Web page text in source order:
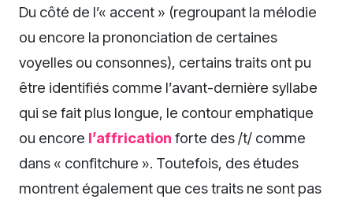
Du côté de l’« accent » (regroupant la mélodie
ou encore la prononciation de certaines
voyelles ou consonnes), certains traits ont pu
être identifiés comme l’avant-dernière syllabe
qui se fait plus longue, le contour emphatique
ou encore l’affrication forte des /t/ comme
dans « confitchure ». Toutefois, des études
montrent également que ces traits ne sont pas